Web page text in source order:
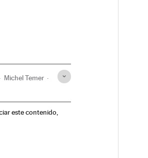
Michel Temer
este contenido,